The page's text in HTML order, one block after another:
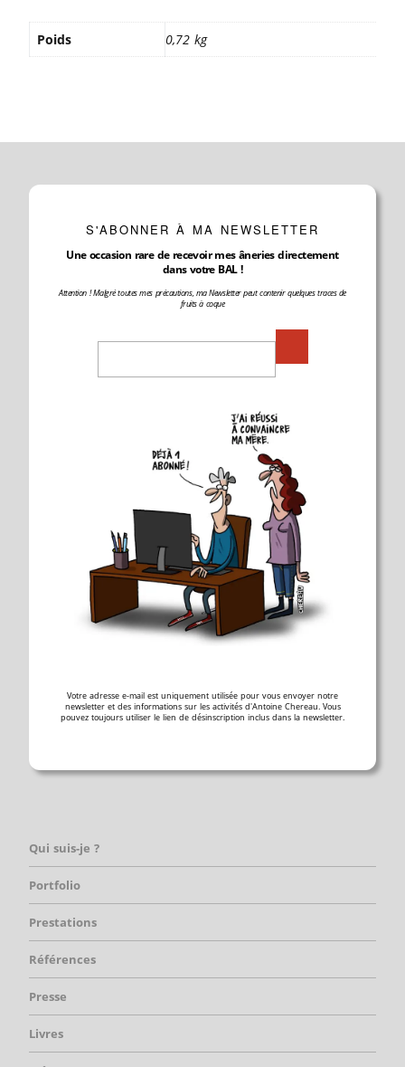
Poids 0,72 kg
S'ABONNER À MA NEWSLETTER
Une occasion rare de recevoir mes âneries directement
dans votre BAL !
Attention ! Malgré toutes mes précautions, ma Newsletter peut contenir quelques traces de
fruits à coque
Votre adresse e-mail est uniquement utilisée pour vous envoyer notre
newsletter et des informations sur les activités d'Antoine Chereau. Vous
pouvez toujours utiliser le lien de désinscription inclus dans la newsletter.
Qui suis-je ?
Portfolio
Prestations
Références
Presse
Livres